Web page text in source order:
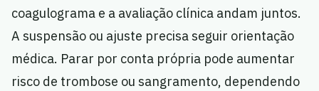
coagulograma e a avaliação clínica andam juntos.
A suspensão ou ajuste precisa seguir orientação
médica. Parar por conta própria pode aumentar
risco de trombose ou sangramento, dependendo